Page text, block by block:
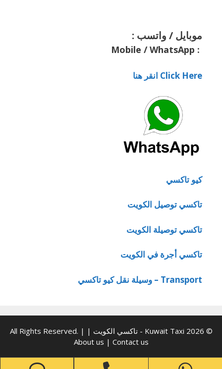
موبايل / واتسب :
:
Mobile / WhatsApp
Click Here انقر هنا
كيو تاكسي
تاكسي توصيل الكويت
تاكسي توصيلة الكويت
تاكسي أجرة في الكويت
Transport – وسيلة نقل كيو تاكسي
© 2026 Kuwait Taxi - تاكسي الكويت | All Rights Reserved. |
About us | Contact us